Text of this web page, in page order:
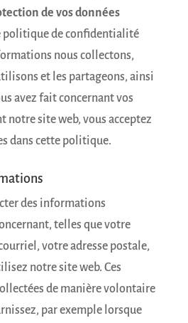
de vos données
politique de confidentialité
nous collectons,
et les partageons, ainsi
avez fait concernant vos
notre site web, vous acceptez
dans cette politique.
des informations
telles que votre
votre adresse postale,
notre site web. Ces
de manière volontaire
par exemple lorsque